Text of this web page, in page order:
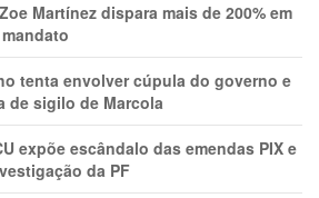
Martínez dispara mais de 200% em
tenta envolver cúpula do governo e
de sigilo de Marcola
expõe escândalo das emendas PIX e
da PF